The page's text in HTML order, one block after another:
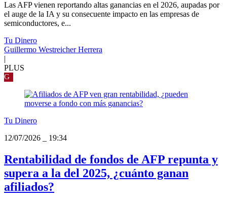
Las AFP vienen reportando altas ganancias en el 2026, aupadas por
el auge de la IA y su consecuente impacto en las empresas de
semiconductores, e...
Tu Dinero
Guillermo Westreicher Herrera
|
PLUS
G
Tu Dinero
12/07/2026
19:34
Rentabilidad de fondos de AFP repunta y
supera a la del 2025, ¿cuánto ganan
afiliados?